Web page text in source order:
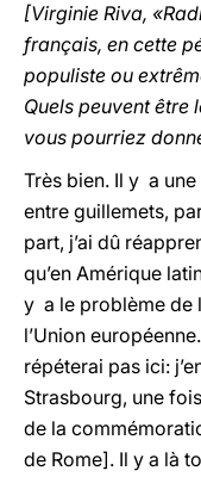
[Virginie Riva,
français, en cette
populiste ou
Quels peuvent être
vous pourriez
Très bien. Il y a
entre guillemets,
part, j’ai dû
qu’en Amérique
y a le problème de
l’Union
répéterai pas ici:
Strasbourg, une
de la
de Rome]. Il y a là